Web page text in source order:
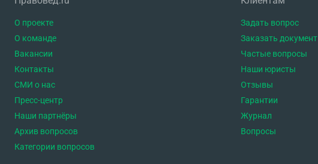
О проекте
О команде
Вакансии
Контакты
СМИ о нас
Пресс-центр
Наши партнёры
Архив вопросов
Категории вопросов
Задать вопрос
Заказать документ
Частые вопросы
Наши юристы
Отзывы
Гарантии
Журнал
Вопросы